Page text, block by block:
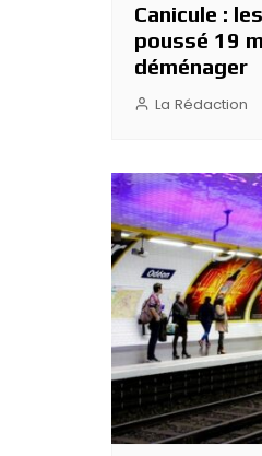
Canicule :
poussé 19
déménager
La Rédaction